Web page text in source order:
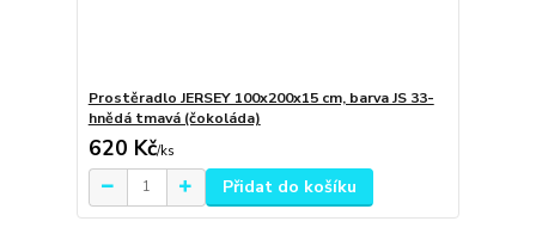
Prostěradlo JERSEY 100x200x15 cm, barva JS 33-
hnědá tmavá (čokoláda)
620 Kč/ks
Přidat do košíku